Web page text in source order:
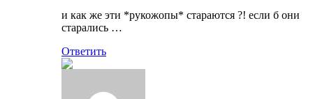
и как же эти *рукожопы* стараются ?! если б они
старались …
Ответить